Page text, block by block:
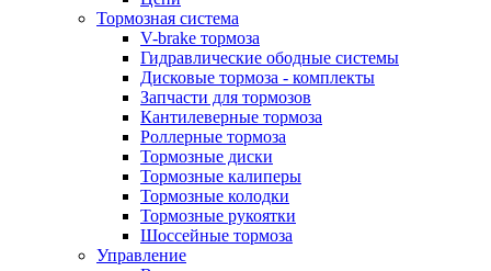
Тормозная система
V-brake тормоза
Гидравлические ободные системы
Дисковые тормоза - комплекты
Запчасти для тормозов
Кантилеверные тормоза
Роллерные тормоза
Тормозные диски
Тормозные калиперы
Тормозные колодки
Тормозные рукоятки
Шоссейные тормоза
Управление